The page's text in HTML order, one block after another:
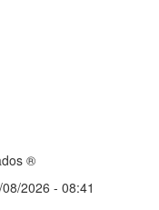
®
2026 - 08:41